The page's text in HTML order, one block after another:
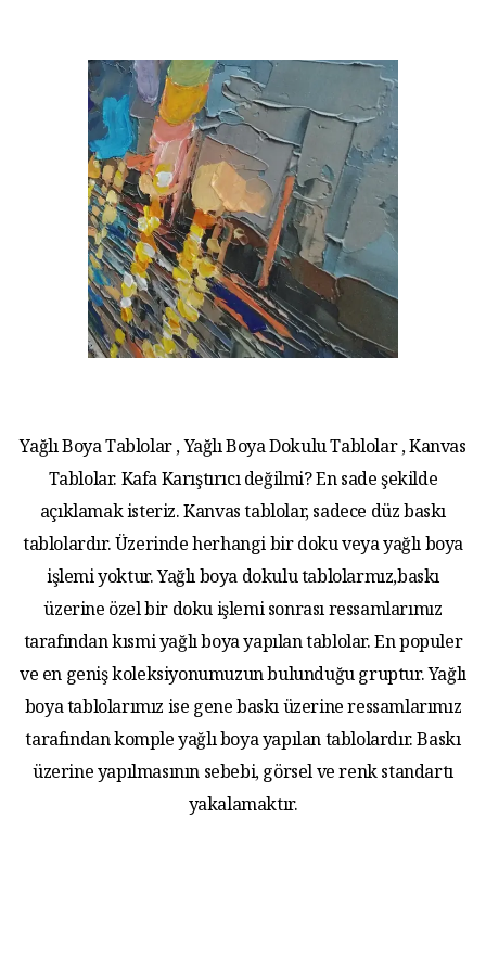
Yağlı Boya Tablolar , Yağlı Boya Dokulu Tablolar , Kanvas
Tablolar. Kafa Karıştırıcı değilmi? En sade şekilde
açıklamak isteriz. Kanvas tablolar, sadece düz baskı
tablolardır. Üzerinde herhangi bir doku veya yağlı boya
işlemi yoktur. Yağlı boya dokulu tablolarmız,baskı
üzerine özel bir doku işlemi sonrası ressamlarımız
tarafından kısmi yağlı boya yapılan tablolar. En populer
ve en geniş koleksiyonumuzun bulunduğu gruptur. Yağlı
boya tablolarımız ise gene baskı üzerine ressamlarımız
tarafından komple yağlı boya yapılan tablolardır. Baskı
üzerine yapılmasının sebebi, görsel ve renk standartı
yakalamaktır.